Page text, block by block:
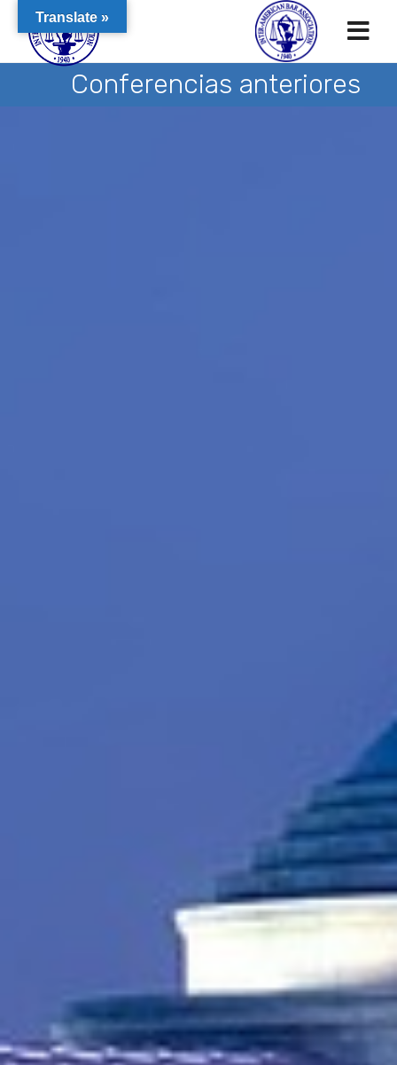
Conferencias anteriores
Translate »